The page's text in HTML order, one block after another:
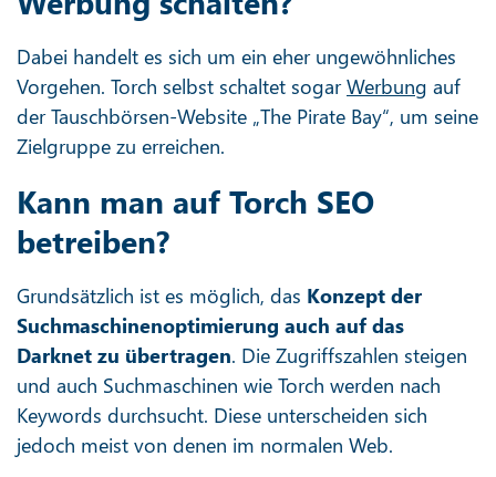
Dabei handelt es sich um ein eher ungewöhnliches
Vorgehen. Torch selbst schaltet sogarWerbung auf
der Tauschbörsen-Website „The Pirate Bay“, um seine
Zielgruppe zu erreichen.
Kann man auf Torch SEO
betreiben?
Grundsätzlich ist es möglich, das Konzept der
Suchmaschinenoptimierung auch auf das
Darknet zu übertragen. Die Zugriffszahlen steigen
und auch Suchmaschinen wie Torch werden nach
Keywords durchsucht. Diese unterscheiden sich
jedoch meist von denen im normalen Web.